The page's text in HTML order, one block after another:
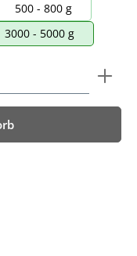
500 - 800 g
3000 - 5000 g
Wert ein